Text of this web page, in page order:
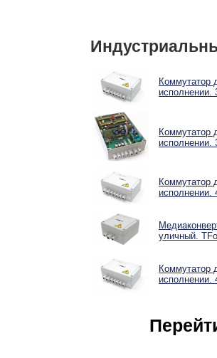
Коммутатор
исполнении.
Коммутатор
исполнении.
Коммутатор
исполнении.
уличный.
Коммутатор
исполнении.